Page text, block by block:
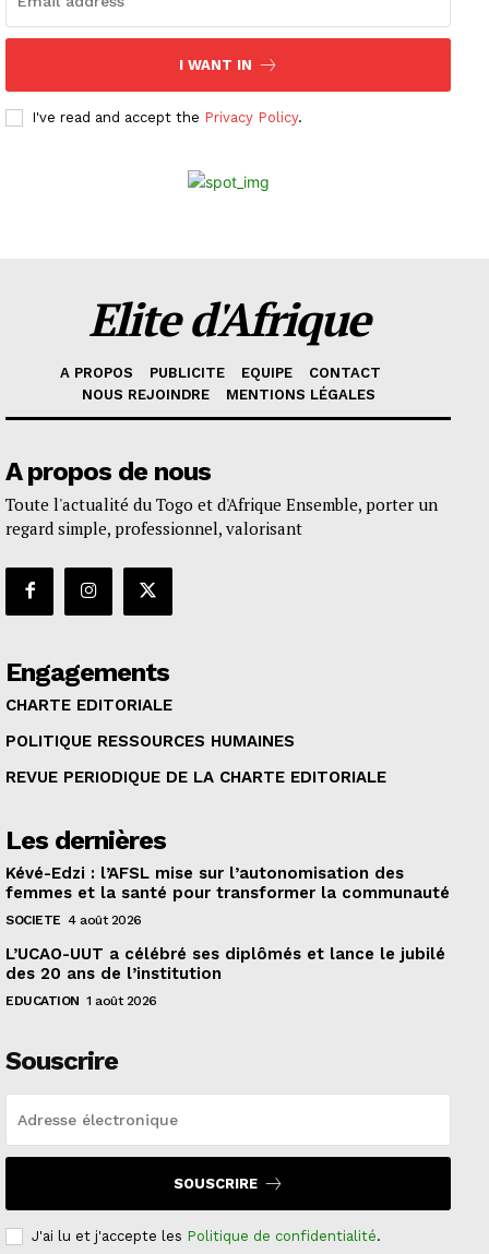
I WANT IN
I've read and accept the Privacy Policy.
Elite d'Afrique
A PROPOS PUBLICITE EQUIPE
CONTACT
NOUS REJOINDRE
MENTIONS LÉGALES
A propos de nous
Toute l'actualité du Togo et d'Afrique Ensemble, porter un
regard simple, professionnel, valorisant
Engagements
CHARTE EDITORIALE
POLITIQUE RESSOURCES HUMAINES
REVUE PERIODIQUE DE LA CHARTE EDITORIALE
Les dernières
Kévé-Edzi : l’AFSL mise sur l’autonomisation des
femmes et la santé pour transformer la communauté
SOCIETE 4 août 2026
L’UCAO-UUT a célébré ses diplômés et lance le jubilé
des 20 ans de l’institution
EDUCATION 1 août 2026
Souscrire
SOUSCRIRE
J'ai lu et j'accepte les Politique de confidentialité.